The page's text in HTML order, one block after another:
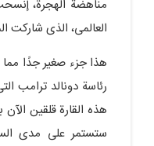
مناهضة الهجرة،
العالمی، الذی
هذا جزء صغیر جدًا مما
رئاسة دونالد ترامب
هذه القارة قلقین
ستستمر على مدى